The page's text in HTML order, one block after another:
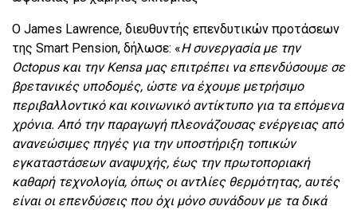
Ο James Lawrence, διευθυντής επενδυτικών προτάσεων
της Smart Pension, δήλωσε: «Η συνεργασία με την
Octopus και την Kensa μας επιτρέπει να επενδύσουμε σε
βρετανικές υποδομές, ώστε να έχουμε μετρήσιμο
περιβαλλοντικό και κοινωνικό αντίκτυπο για τα επόμενα
χρόνια. Από την παραγωγή πλεονάζουσας ενέργειας από
ανανεώσιμες πηγές για την υποστήριξη τοπικών
εγκαταστάσεων αναψυχής, έως την πρωτοποριακή
καθαρή τεχνολογία, όπως οι αντλίες θερμότητας, αυτές
είναι οι επενδύσεις που όχι μόνο συνάδουν με τα δικά